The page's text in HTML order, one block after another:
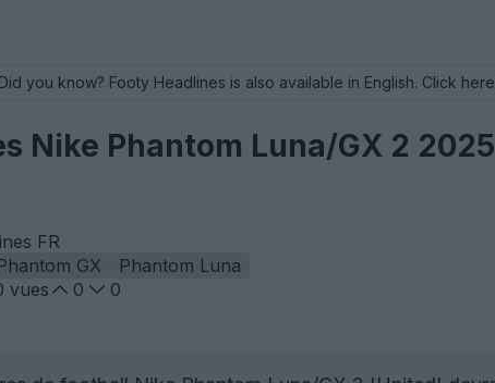
Did you know? Footy Headlines is also available in English. Click
Nike Phantom Luna/GX 2
FR
GX
Phantom Luna
vues 0
0